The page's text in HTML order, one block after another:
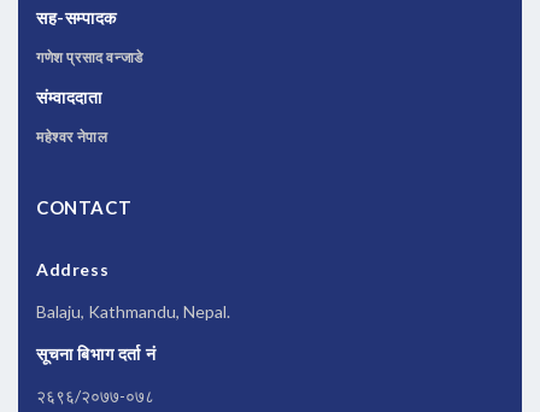
सह-सम्पादक
गणेश प्रसाद वन्जाडे
संम्वाददाता
महेश्वर नेपाल
CONTACT
Address
Balaju, Kathmandu, Nepal.
सूचना बिभाग दर्ता नं
२६९६/२०७७-०७८